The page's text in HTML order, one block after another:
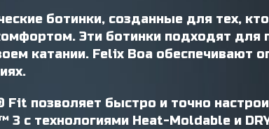
ботинки, созданные для тех,
Эти ботинки подходят
катании. Felix Boa обеспечивают
позволяет быстро и точно
с технологиями Heat-Moldable и